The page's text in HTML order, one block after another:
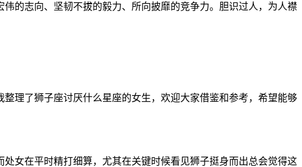
的志向、坚韧不拔的毅力、所向披靡的竞争力。胆识过人，为人襟
理了狮子座讨厌什么星座的女生，欢迎大家借鉴和参考，希望能够
女在平时精打细算，尤其在关键时候看见狮子挺身而出总会觉得这